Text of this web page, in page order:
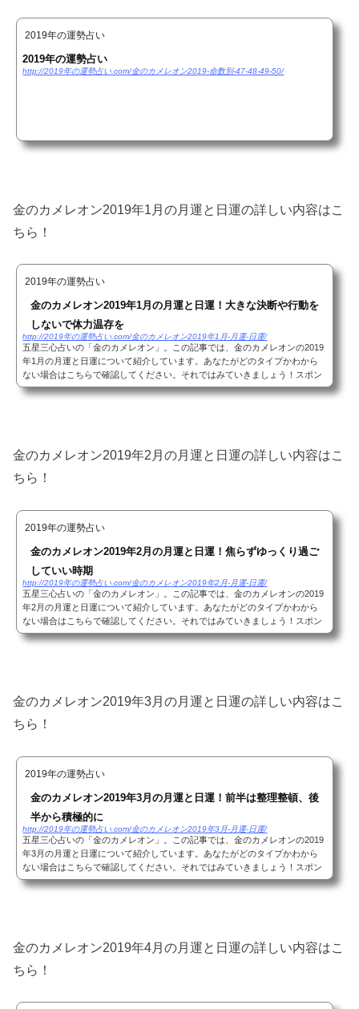
2019年の運勢占い
2019年の運勢占い
http://2019年の運勢占い.com/金のカメレオン2019-命数別-47-48-49-50/
金のカメレオン2019年1月の月運と日運の詳しい内容はこ
ちら！
2019年の運勢占い
金のカメレオン2019年1月の月運と日運！大きな決断や行動を
しないで体力温存を
http://2019年の運勢占い.com/金のカメレオン2019年1月-月運-日運/
五星三心占いの「金のカメレオン」。この記事では、金のカメレオンの2019
年1月の月運と日運について紹介しています。あなたがどのタイプかわから
ない場合はこちらで確認してください。それではみていきましょう！スポン
サーリンク(adsbygoogle = window.adsbygoogle ...
金のカメレオン2019年2月の月運と日運の詳しい内容はこ
ちら！
2019年の運勢占い
金のカメレオン2019年2月の月運と日運！焦らずゆっくり過ご
していい時期
http://2019年の運勢占い.com/金のカメレオン2019年2月-月運-日運/
五星三心占いの「金のカメレオン」。この記事では、金のカメレオンの2019
年2月の月運と日運について紹介しています。あなたがどのタイプかわから
ない場合はこちらで確認してください。それではみていきましょう！スポン
サーリンク(adsbygoogle = window.adsbygoogle ...
金のカメレオン2019年3月の月運と日運の詳しい内容はこ
ちら！
2019年の運勢占い
金のカメレオン2019年3月の月運と日運！前半は整理整頓、後
半から積極的に
http://2019年の運勢占い.com/金のカメレオン2019年3月-月運-日運/
五星三心占いの「金のカメレオン」。この記事では、金のカメレオンの2019
年3月の月運と日運について紹介しています。あなたがどのタイプかわから
ない場合はこちらで確認してください。それではみていきましょう！スポン
サーリンク(adsbygoogle = window.adsbygoogle ...
金のカメレオン2019年4月の月運と日運の詳しい内容はこ
ちら！